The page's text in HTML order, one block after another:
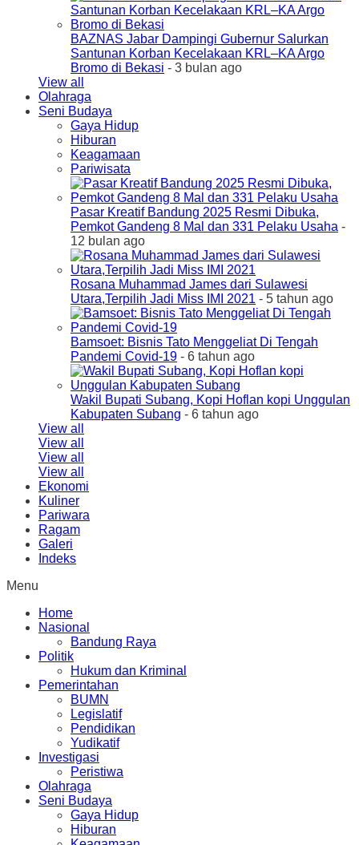
BAZNAS Jabar Dampingi Gubernur Salurkan
Santunan Korban Kecelakaan KRL–KA Argo
Bromo di Bekasi - 3 bulan ago
View all
Olahraga
Seni Budaya
Gaya Hidup
Hiburan
Keagamaan
Pariwisata
Pasar Kreatif Bandung 2025 Resmi Dibuka,
Pemkot Gandeng 8 Mal dan 331 Pelaku Usaha -
12 bulan ago
Rosana Muhammad James dari Sulawesi
Utara,Terpilih Jadi Miss IMI 2021 - 5 tahun ago
Bamsoet: Bisnis Tato Menggeliat Di Tengah
Pandemi Covid-19 - 6 tahun ago
Wakil Bupati Subang, Kopi Hoflan kopi Unggulan
Kabupaten Subang - 6 tahun ago
View all
View all
View all
View all
Ekonomi
Kuliner
Pariwara
Ragam
Galeri
Indeks
Menu
Home
Nasional
Bandung Raya
Politik
Hukum dan Kriminal
Pemerintahan
BUMN
Legislatif
Pendidikan
Yudikatif
Investigasi
Peristiwa
Olahraga
Seni Budaya
Gaya Hidup
Hiburan